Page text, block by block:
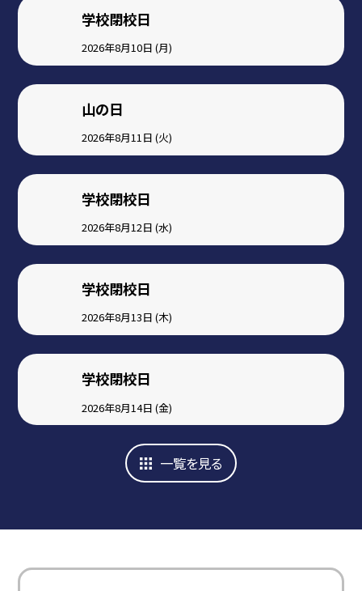
学校閉校日
2026年8月10日 (月)
山の日
2026年8月11日 (火)
学校閉校日
2026年8月12日 (水)
学校閉校日
2026年8月13日 (木)
学校閉校日
2026年8月14日 (金)
一覧を見る